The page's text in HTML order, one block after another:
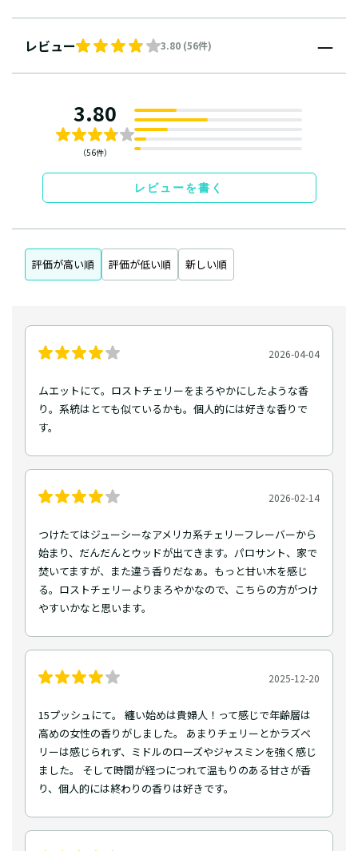
レビュー 3.80 (56件)
3.80
（56件）
レビューを書く
評価が高い順 評価が低い順 新しい順
2026-04-04
ムエットにて。ロストチェリーをまろやかにしたような香
り。系統はとても似ているかも。個人的には好きな香りで
す。
2026-02-14
つけたてはジューシーなアメリカ系チェリーフレーバーから
始まり、だんだんとウッドが出てきます。パロサント、家で
焚いてますが、また違う香りだなぁ。もっと甘い木を感じ
る。ロストチェリーよりまろやかなので、こちらの方がつけ
やすいかなと思います。
2025-12-20
15プッシュにて。 纏い始めは貴婦人！って感じで年齢層は
高めの女性の香りがしました。 あまりチェリーとかラズベ
リーは感じられず、ミドルのローズやジャスミンを強く感じ
ました。 そして時間が経つにつれて温もりのある甘さが香
り、個人的には終わりの香りは好きです。